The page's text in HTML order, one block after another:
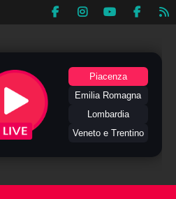
Piacenza
Emilia Romagna
Lombardia
Veneto e Trentino